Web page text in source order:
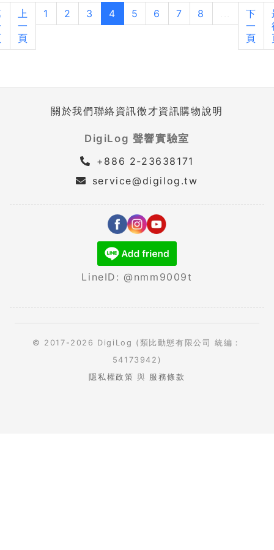
上
一
頁
1 2 3 4 5 6 7 8
下
一
頁
關於我們聯絡資訊徵才資訊購物說明
DigiLog 聲響實驗室
+886 2-23638171
service@digilog.tw
LineID: @nmm9009t
© 2017-2026 DigiLog (類比動態有限公司 統編：
54173942)
隱私權政策 與 服務條款